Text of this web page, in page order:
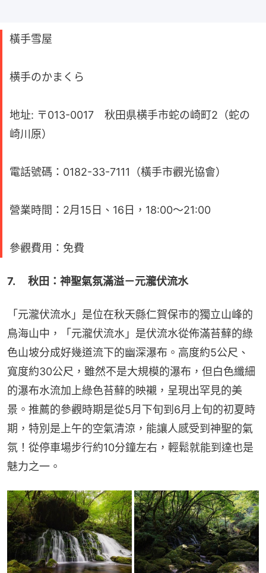
橫手雪屋
横手のかまくら
地址: 〒013-0017 秋田県横手市蛇の崎町2（蛇の
崎川原）
電話號碼：0182-33-7111（橫手市觀光協會）
營業時間：2月15日、16日，18:00～21:00
參觀費用：免費
7. 　秋田：神聖氣氛滿溢－元瀧伏流水
「元瀧伏流水」是位在秋天縣仁賀保市的獨立山峰的
鳥海山中，「元瀧伏流水」是伏流水從佈滿苔蘚的綠
色山坡分成好幾道流下的幽深瀑布。高度約5公尺、
寬度約30公尺，雖然不是大規模的瀑布，但白色纖細
的瀑布水流加上綠色苔蘚的映襯，呈現出罕見的美
景。推薦的參觀時期是從5月下旬到6月上旬的初夏時
期，特別是上午的空氣清涼，能讓人感受到神聖的氣
氛！從停車場步行約10分鐘左右，輕鬆就能到達也是
魅力之一。